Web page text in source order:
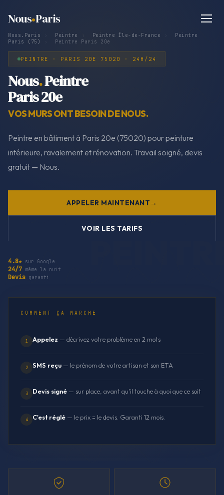
Nous Paris
Nous.Paris Peintre Peintre Île-de-France
Peintre
Paris (75)
Peintre Paris 20e
PEINTRE · PARIS 20E 75020 · 24H/24
Nous.Peintre
Paris 20e
VOS MURS ONT BESOIN DE NOUS.
Peintre en bâtiment à Paris 20e (75020) pour peinture
intérieure, ravalement et rénovation. Travail soigné, devis
gratuit — Nous.
APPELER MAINTENANT
VOIR LES TARIFS
4.8★ sur Google
24/7 même la nuit
Devis garanti
COMMENT ÇA MARCHE
1 Appelez — décrivez votre problème en 2 mots
2 SMS reçu — le prénom de votre artisan et son ETA
3 Devis signé — sur place, avant qu'il touche à quoi que ce soit
4 C'est réglé — le prix = le devis. Garanti 12 mois.